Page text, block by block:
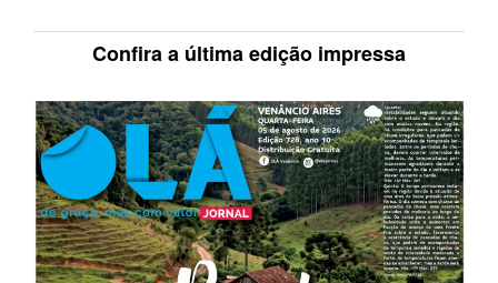
Confira a última edição impressa